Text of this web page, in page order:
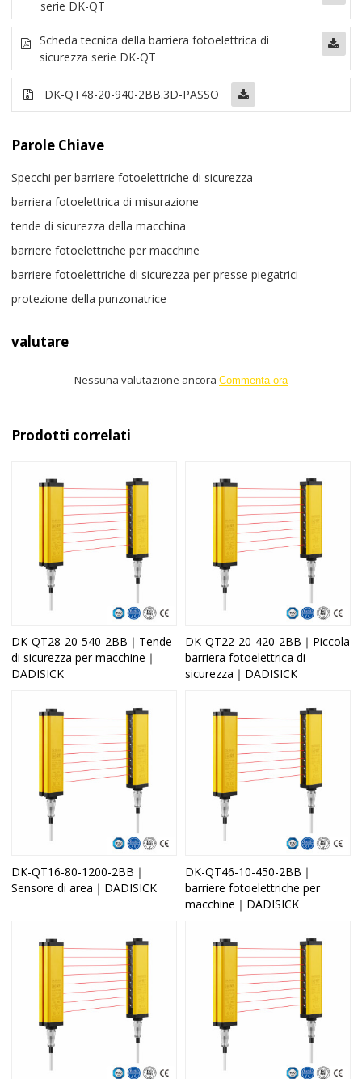
serie DK-QT
Scheda tecnica della barriera fotoelettrica di
sicurezza serie DK-QT
DK-QT48-20-940-2BB.3D-PASSO
Parole Chiave
Specchi per barriere fotoelettriche di sicurezza
barriera fotoelettrica di misurazione
tende di sicurezza della macchina
barriere fotoelettriche per macchine
barriere fotoelettriche di sicurezza per presse piegatrici
protezione della punzonatrice
valutare
Nessuna valutazione ancora Commenta ora
Prodotti correlati
DK-QT28-20-540-2BB｜Tende
di sicurezza per macchine｜
DADISICK
DK-QT22-20-420-2BB｜Piccola
barriera fotoelettrica di
sicurezza｜DADISICK
DK-QT16-80-1200-2BB｜
Sensore di area｜DADISICK
DK-QT46-10-450-2BB｜
barriere fotoelettriche per
macchine｜DADISICK